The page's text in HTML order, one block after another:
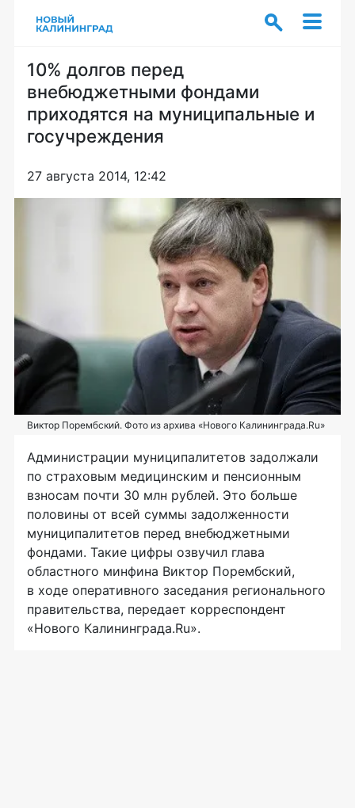
10% долгов перед
внебюджетными фондами
приходятся на муниципальные и
госучреждения
27 августа 2014, 12:42
Виктор Порембский. Фото из архива «Нового Калининграда.Ru»
Администрации муниципалитетов задолжали
по страховым медицинским и пенсионным
взносам почти 30 млн рублей. Это больше
половины от всей суммы задолженности
муниципалитетов перед внебюджетными
фондами. Такие цифры озвучил глава
областного минфина Виктор Порембский,
в ходе оперативного заседания регионального
правительства, передает корреспондент
«Нового Калининграда.Ru».